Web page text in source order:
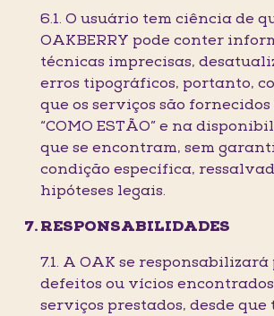
6.1. O usuário tem ciência de
OAKBERRY pode conter
técnicas imprecisas,
erros tipográficos, portanto,
que os serviços são
“COMO ESTÃO” e na
que se encontram, sem
condição específica,
hipóteses legais.
RESPONSABILIDADES
7.1. A OAK se responsabilizará
defeitos ou vícios
serviços prestados, desde